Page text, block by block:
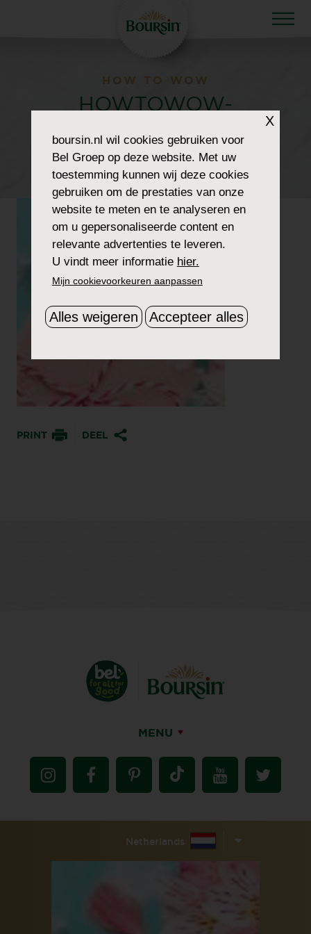
HOW TO WOW
HOWTOWOW-
BRIDALSHOWER-1-
HEADER-THUMBNAIL
PRINT DEEL
MENU
Netherlands
X
boursin.nl wil cookies gebruiken voor
Bel Groep op deze website. Met uw
toestemming kunnen wij deze cookies
gebruiken om de prestaties van onze
website te meten en te analyseren en
om u gepersonaliseerde content en
relevante advertenties te leveren.
U vindt meer informatie hier.
Mijn cookievoorkeuren aanpassen
Alles weigeren Accepteer alles